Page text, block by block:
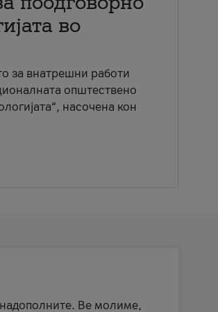
во
за внатрешни работи
општествено
насочена кон
надополните. Ве молиме,